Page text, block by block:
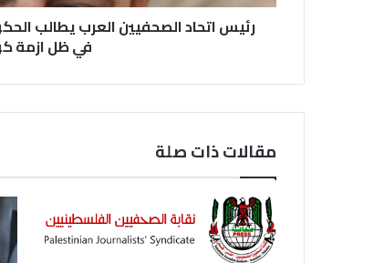
رئيس اتحاد الصحفيين العرب يطالب
في ظل ازمة
مقالات ذات صلة